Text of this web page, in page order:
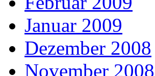
Januar 2009
Dezember 2008
November 2008